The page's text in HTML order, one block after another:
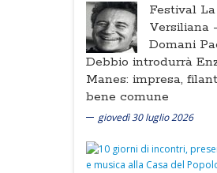
Festival La
Versiliana -
Domani
Debbio introdurrà
Manes: impresa,
bene comune
giovedì 30 luglio 2026